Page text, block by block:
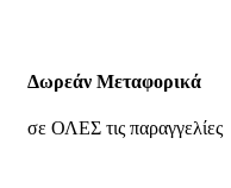
Δωρεάν Μεταφορικά
σε ΟΛΕΣ τις παραγγελίες